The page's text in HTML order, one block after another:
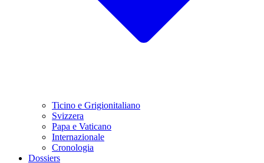
Ticino e Grigionitaliano
Svizzera
Papa e Vaticano
Internazionale
Cronologia
Dossiers